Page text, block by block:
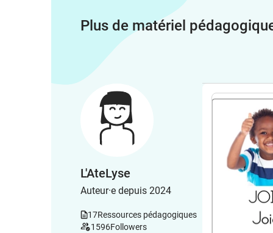
Plus de matériel
L'AteLyse
Auteur·e depuis 2024
17Ressources pédagogiques
1596Followers